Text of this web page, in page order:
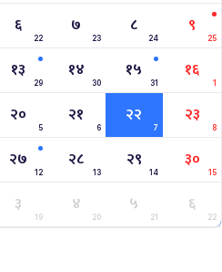
६
22
७
23
८
24
९
25
१३
29
१४
30
१५
31
१६
1
२०
5
२१
6
२२
7
२३
8
२७
12
२८
13
२९
14
३०
15
३
19
४
20
५
21
६
22